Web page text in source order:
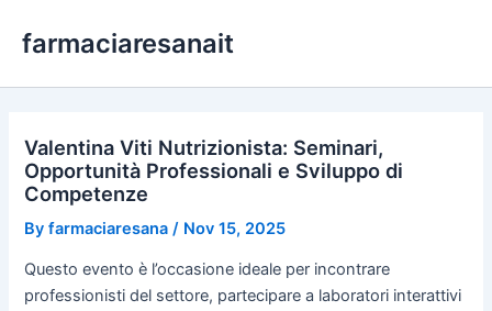
farmaciaresanait
Valentina Viti Nutrizionista: Seminari,
Opportunità Professionali e Sviluppo di
Competenze
Byfarmaciaresana / Nov 15, 2025
Questo evento è l’occasione ideale per incontrare
professionisti del settore, partecipare a laboratori interattivi